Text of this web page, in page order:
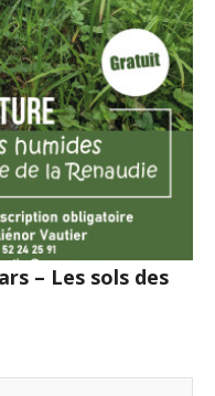
– Les sols des